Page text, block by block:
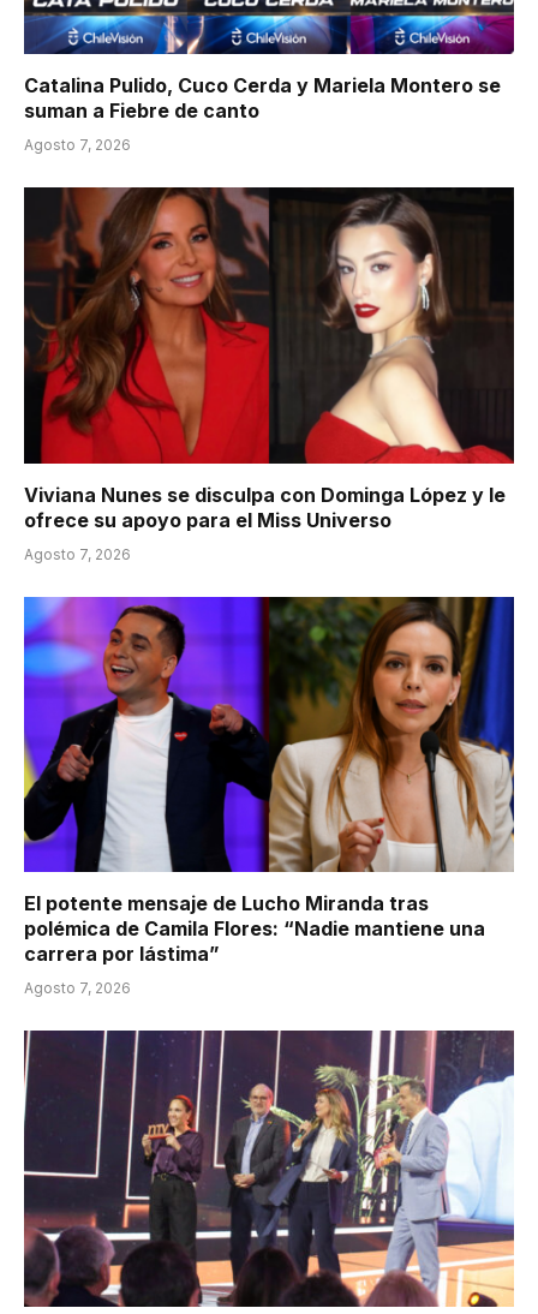
Catalina Pulido, Cuco Cerda y Mariela Montero se
suman a Fiebre de canto
Agosto 7, 2026
Viviana Nunes se disculpa con Dominga López y le
ofrece su apoyo para el Miss Universo
Agosto 7, 2026
El potente mensaje de Lucho Miranda tras
polémica de Camila Flores: “Nadie mantiene una
carrera por lástima”
Agosto 7, 2026